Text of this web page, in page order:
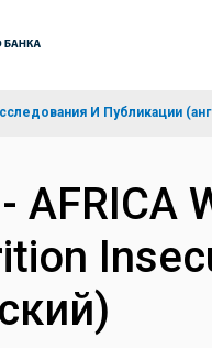
И Публикации
AFRICA